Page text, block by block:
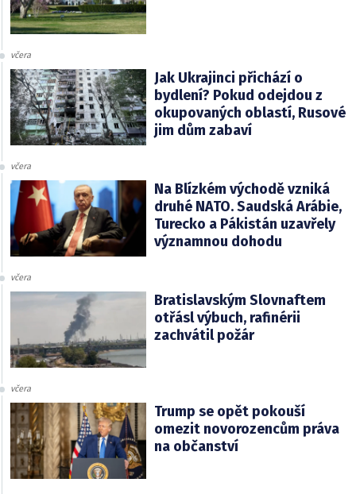
včera
Jak Ukrajinci přichází o
bydlení? Pokud odejdou z
okupovaných oblastí, Rusové
jim dům zabaví
včera
Na Blízkém východě vzniká
druhé NATO. Saudská Arábie,
Turecko a Pákistán uzavřely
významnou dohodu
včera
Bratislavským Slovnaftem
otřásl výbuch, rafinérii
zachvátil požár
včera
Trump se opět pokouší
omezit novorozencům práva
na občanství